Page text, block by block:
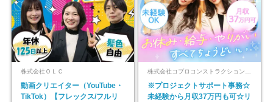
株式会社ＯＬＣ
動画クリエイター（YouTube・
TikTok）【フレックス/フルリ
※プロジェクトサポート事務☆
未経験から月収37万円も可☆リ